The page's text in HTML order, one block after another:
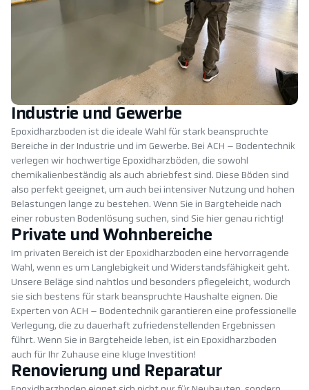
Industrie und Gewerbe
Epoxidharzboden ist die ideale Wahl für stark beanspruchte
Bereiche in der Industrie und im Gewerbe. Bei ACH – Bodentechnik
verlegen wir hochwertige Epoxidharzböden, die sowohl
chemikalienbeständig als auch abriebfest sind. Diese Böden sind
also perfekt geeignet, um auch bei intensiver Nutzung und hohen
Belastungen lange zu bestehen. Wenn Sie in Bargteheide nach
einer robusten Bodenlösung suchen, sind Sie hier genau richtig!
Private und Wohnbereiche
Im privaten Bereich ist der Epoxidharzboden eine hervorragende
Wahl, wenn es um Langlebigkeit und Widerstandsfähigkeit geht.
Unsere Beläge sind nahtlos und besonders pflegeleicht, wodurch
sie sich bestens für stark beanspruchte Haushalte eignen. Die
Experten von ACH – Bodentechnik garantieren eine professionelle
Verlegung, die zu dauerhaft zufriedenstellenden Ergebnissen
führt. Wenn Sie in Bargteheide leben, ist ein Epoxidharzboden
auch für Ihr Zuhause eine kluge Investition!
Renovierung und Reparatur